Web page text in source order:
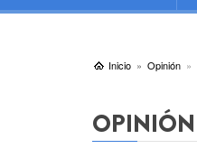
Inicio Opinión
OPINIÓN